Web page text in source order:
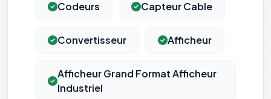
Codeurs Capteur Cable
Convertisseur Afficheur
Afficheur Grand Format Afficheur
Industriel